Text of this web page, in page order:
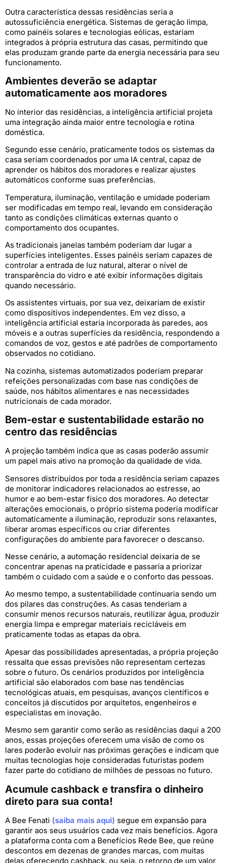
Outra característica dessas residências seria a
autossuficiência energética. Sistemas de geração limpa,
como painéis solares e tecnologias eólicas, estariam
integrados à própria estrutura das casas, permitindo que
elas produzam grande parte da energia necessária para seu
funcionamento.
Ambientes deverão se adaptar
automaticamente aos moradores
No interior das residências, a inteligência artificial projeta
uma integração ainda maior entre tecnologia e rotina
doméstica.
Segundo esse cenário, praticamente todos os sistemas da
casa seriam coordenados por uma IA central, capaz de
aprender os hábitos dos moradores e realizar ajustes
automáticos conforme suas preferências.
Temperatura, iluminação, ventilação e umidade poderiam
ser modificadas em tempo real, levando em consideração
tanto as condições climáticas externas quanto o
comportamento dos ocupantes.
As tradicionais janelas também poderiam dar lugar a
superfícies inteligentes. Esses painéis seriam capazes de
controlar a entrada de luz natural, alterar o nível de
transparência do vidro e até exibir informações digitais
quando necessário.
Os assistentes virtuais, por sua vez, deixariam de existir
como dispositivos independentes. Em vez disso, a
inteligência artificial estaria incorporada às paredes, aos
móveis e a outras superfícies da residência, respondendo a
comandos de voz, gestos e até padrões de comportamento
observados no cotidiano.
Na cozinha, sistemas automatizados poderiam preparar
refeições personalizadas com base nas condições de
saúde, nos hábitos alimentares e nas necessidades
nutricionais de cada morador.
Bem-estar e sustentabilidade estarão no
centro das residências
A projeção também indica que as casas poderão assumir
um papel mais ativo na promoção da qualidade de vida.
Sensores distribuídos por toda a residência seriam capazes
de monitorar indicadores relacionados ao estresse, ao
humor e ao bem-estar físico dos moradores. Ao detectar
alterações emocionais, o próprio sistema poderia modificar
automaticamente a iluminação, reproduzir sons relaxantes,
liberar aromas específicos ou criar diferentes
configurações do ambiente para favorecer o descanso.
Nesse cenário, a automação residencial deixaria de se
concentrar apenas na praticidade e passaria a priorizar
também o cuidado com a saúde e o conforto das pessoas.
Ao mesmo tempo, a sustentabilidade continuaria sendo um
dos pilares das construções. As casas tenderiam a
consumir menos recursos naturais, reutilizar água, produzir
energia limpa e empregar materiais recicláveis em
praticamente todas as etapas da obra.
Apesar das possibilidades apresentadas, a própria projeção
ressalta que essas previsões não representam certezas
sobre o futuro. Os cenários produzidos por inteligência
artificial são elaborados com base nas tendências
tecnológicas atuais, em pesquisas, avanços científicos e
conceitos já discutidos por arquitetos, engenheiros e
especialistas em inovação.
Mesmo sem garantir como serão as residências daqui a 200
anos, essas projeções oferecem uma visão de como os
lares poderão evoluir nas próximas gerações e indicam que
muitas tecnologias hoje consideradas futuristas podem
fazer parte do cotidiano de milhões de pessoas no futuro.
Acumule cashback e transfira o dinheiro
direto para sua conta!
A Bee Fenati (saiba mais aqui) segue em expansão para
garantir aos seus usuários cada vez mais benefícios. Agora
a plataforma conta com a Benefícios Rede Bee, que reúne
descontos em dezenas de grandes marcas, com muitas
delas oferecendo cashback, ou seja, o retorno de um valor